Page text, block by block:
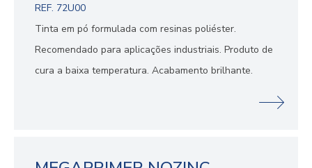
REF. 72U00
Tinta em pó formulada com resinas poliéster.
Recomendado para aplicações industriais. Produto de
cura a baixa temperatura. Acabamento brilhante.